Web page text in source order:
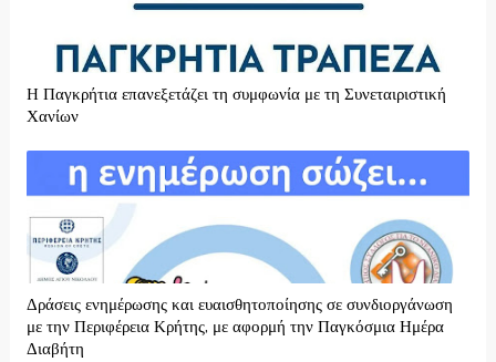
H Παγκρήτια επανεξετάζει τη συμφωνία με τη Συνεταιριστική
Χανίων
Δράσεις ενημέρωσης και ευαισθητοποίησης σε συνδιοργάνωση
με την Περιφέρεια Κρήτης, με αφορμή την Παγκόσμια Ημέρα
Διαβήτη